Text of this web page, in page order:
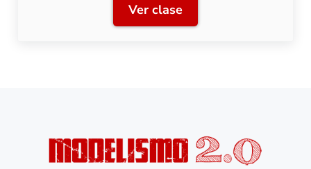
Ver claseClase 5: Proceso de